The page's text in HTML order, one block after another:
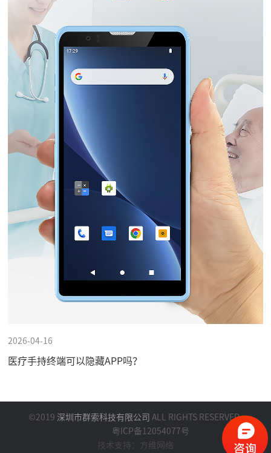
2026-04-16
医疗手持终端可以隐藏APP吗？
©2019 深圳市群索科技有限公司 ALL RIGHTS RESERVED.
粤ICP备12054077号
技术支持：方维网络